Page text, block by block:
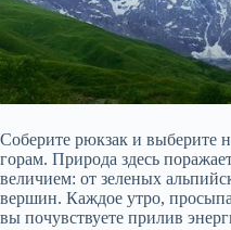
Соберите рюкзак и выберите
горам. Природа здесь
величием: от зеленых
вершин. Каждое утро,
вы почувствуете прилив